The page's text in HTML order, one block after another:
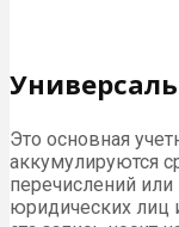
Это основная
аккумулируются
перечислений
юридических лиц